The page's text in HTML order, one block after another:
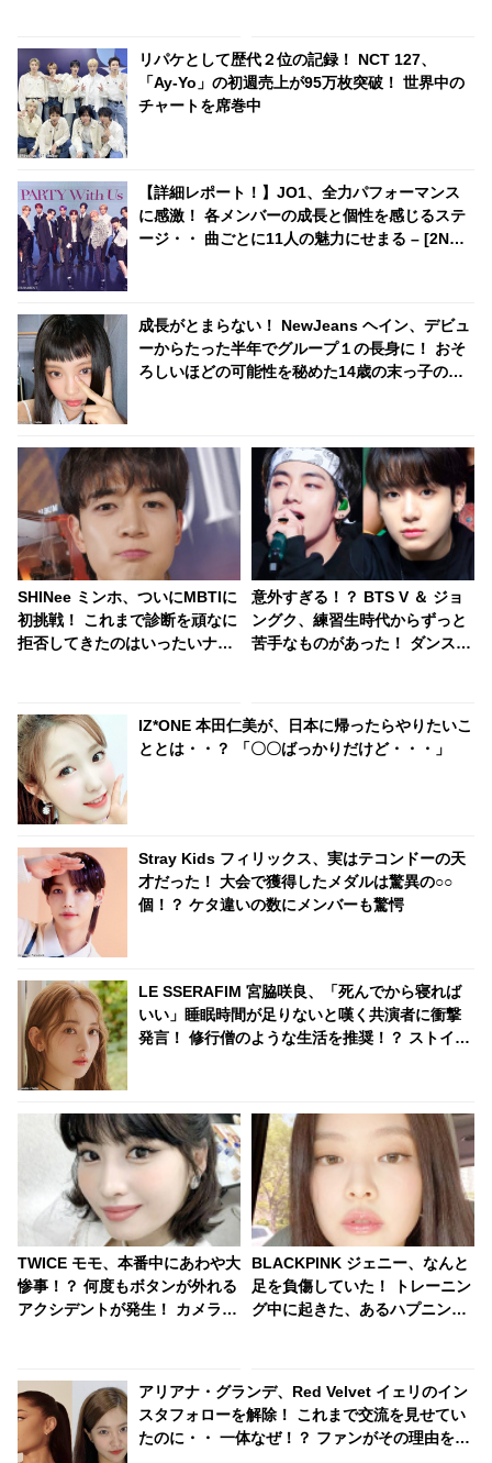
リパケとして歴代２位の記録！ NCT 127、
「Ay-Yo」の初週売上が95万枚突破！ 世界中の
チャートを席巻中
【詳細レポート！】JO1、全力パフォーマンス
に感激！ 各メンバーの成長と個性を感じるステ
ージ・・ 曲ごとに11人の魅力にせまる – [2ND
成長がとまらない！ NewJeans ヘイン、デビュ
ーからたった半年でグループ１の長身に！ おそ
ろしいほどの可能性を秘めた14歳の末っ子の成
SHINee ミンホ、ついにMBTIに
初挑戦！ これまで診断を頑なに
拒否してきたのはいったいナ
が問題だと思う」
意外すぎる！？ BTS V ＆ ジョ
ングク、練習生時代からずっと
苦手なものがあった！ ダンスを
える彼らの姿にくぎづけ
IZ*ONE 本田仁美が、日本に帰ったらやりたいこ
ととは・・？ 「〇〇ばっかりだけど・・・」
Stray Kids フィリックス、実はテコンドーの天
才だった！ 大会で獲得したメダルは驚異の○○
個！？ ケタ違いの数にメンバーも驚愕
LE SSERAFIM 宮脇咲良、「死んでから寝れば
いい」睡眠時間が足りないと嘆く共演者に衝撃
発言！ 修行僧のような生活を推奨！？ ストイッ
TWICE モモ、本番中にあわや大
惨事！？ 何度もボタンが外れる
アクシデントが発生！ カメラか
行動に拍手喝采[動画あり]
BLACKPINK ジェニー、なんと
足を負傷していた！ トレーニン
グ中に起きた、あるハプニング
アリアナ・グランデ、Red Velvet イェリのイン
スタフォローを解除！ これまで交流を見せてい
たのに・・ 一体なぜ！？ ファンがその理由を推